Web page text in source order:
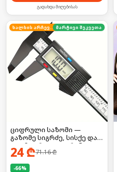
გადახდა მიღებისას
ხალხის არჩევანი მარტივი შეკვეთა
ციფრული საზომი —
გაზომე სიგრძე, სისქე და
დიამეტრი LCD ეკრანით!
24₾71.16₾
-66%